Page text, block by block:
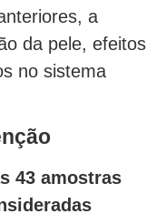
a
da pele, efeitos
no sistema
43 amostras